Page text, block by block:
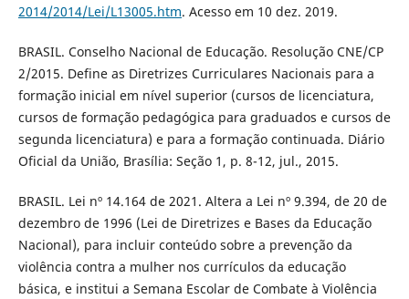
2014/2014/Lei/L13005.htm. Acesso em 10 dez. 2019.
BRASIL. Conselho Nacional de Educação. Resolução CNE/CP
2/2015. Define as Diretrizes Curriculares Nacionais para a
formação inicial em nível superior (cursos de licenciatura,
cursos de formação pedagógica para graduados e cursos de
segunda licenciatura) e para a formação continuada. Diário
Oficial da União, Brasília: Seção 1, p. 8-12, jul., 2015.
BRASIL. Lei nº 14.164 de 2021. Altera a Lei nº 9.394, de 20 de
dezembro de 1996 (Lei de Diretrizes e Bases da Educação
Nacional), para incluir conteúdo sobre a prevenção da
violência contra a mulher nos currículos da educação
básica, e institui a Semana Escolar de Combate à Violência